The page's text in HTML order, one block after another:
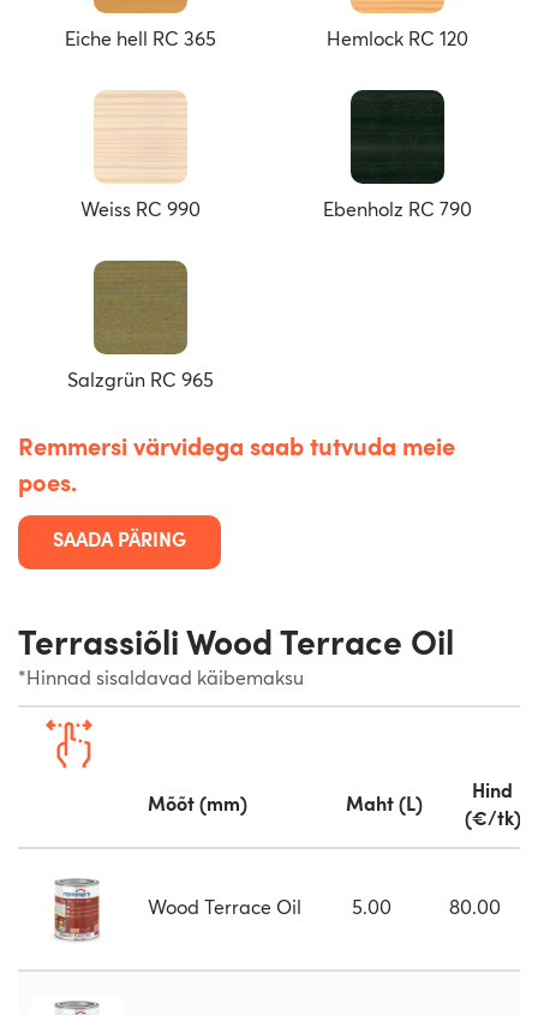
Eiche hell RC 365 Hemlock RC 120
Weiss RC 990 Ebenholz RC 790
Salzgrün RC 965
Remmersi värvidega saab tutvuda meie
poes.
SAADA PÄRING
Terrassiõli Wood Terrace Oil
*Hinnad sisaldavad käibemaksu
Mõõt (mm) Maht (L)
Hind
(€/tk)
Wood Terrace Oil 5.00 80.00